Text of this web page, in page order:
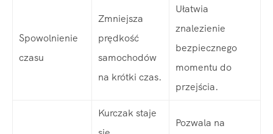
Spowolnienie
czasu
Zmniejsza
prędkość
samochodów
na krótki czas.
Ułatwia
znalezienie
bezpiecznego
momentu do
przejścia.
Kurczak staje
Pozwala na